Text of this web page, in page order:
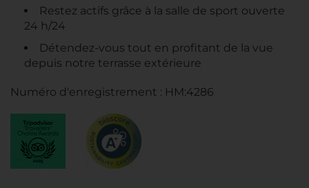
Restez actifs grâce à la salle de sport ouverte
24 h/24
Détendez-vous tout en profitant de la vue
depuis notre terrasse extérieure
Numéro d'enregistrement : HM:4286